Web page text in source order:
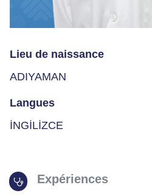
Lieu de naissance
ADIYAMAN
Langues
İNGİLİZCE
Expériences